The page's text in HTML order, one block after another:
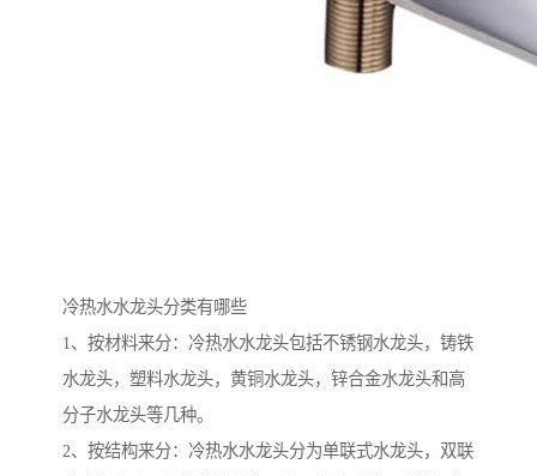
冷热水水龙头分类有哪些
1、按材料来分：冷热水水龙头包括不锈钢水龙头，铸铁
水龙头，塑料水龙头，黄铜水龙头，锌合金水龙头和高
分子水龙头等几种。
2、按结构来分：冷热水水龙头分为单联式水龙头，双联